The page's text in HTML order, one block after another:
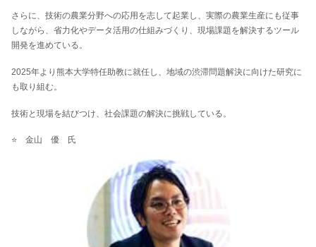
さらに、技術の農業分野への応用を志して起業し、実際の農業生産にも従事
しながら、省力化やデータ活用の仕組みづくり、現場課題を解決するツール
開発を進めている。
2025年より熊本大学特任助教に就任し、地域の渋滞問題解決に向けた研究に
も取り組む。
技術と現場を結びつけ、社会課題の解決に挑戦している。
⭐ 金山 優 氏